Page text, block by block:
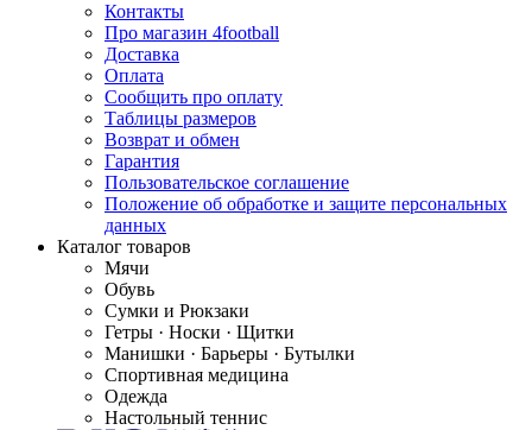
Контакты
Про магазин 4football
Доставка
Оплата
Сообщить про оплату
Таблицы размеров
Возврат и обмен
Гарантия
Пользовательское соглашение
Положение об обработке и защите персональных
данных
Каталог товаров
Мячи
Обувь
Сумки и Рюкзаки
Гетры · Носки · Щитки
Манишки · Барьеры · Бутылки
Спортивная медицина
Одежда
Настольный теннис